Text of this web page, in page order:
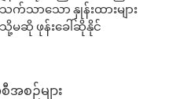
သာသော နှုန်းထားများ
မဆို ဖုန်းခေါ်ဆိုနိုင်
စဉ်များ